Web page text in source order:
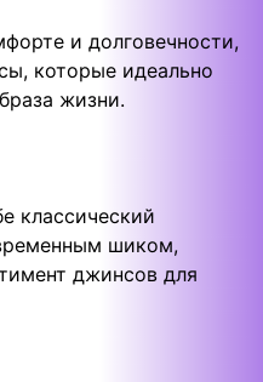
и долговечности,
которые идеально
жизни.
классический
шиком,
джинсов для